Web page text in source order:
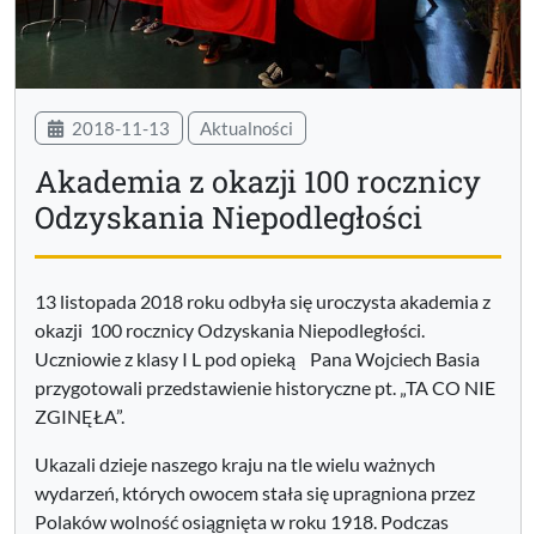
2018-11-13 Aktualności
Akademia z okazji 100 rocznicy
Odzyskania Niepodległości
13 listopada 2018 roku odbyła się uroczysta akademia z
okazji 100 rocznicy Odzyskania Niepodległości.
Uczniowie z klasy I L pod opieką Pana Wojciech Basia
przygotowali przedstawienie historyczne pt. „TA CO NIE
ZGINĘŁA”.
Ukazali dzieje naszego kraju na tle wielu ważnych
wydarzeń, których owocem stała się upragniona przez
Polaków wolność osiągnięta w roku 1918. Podczas